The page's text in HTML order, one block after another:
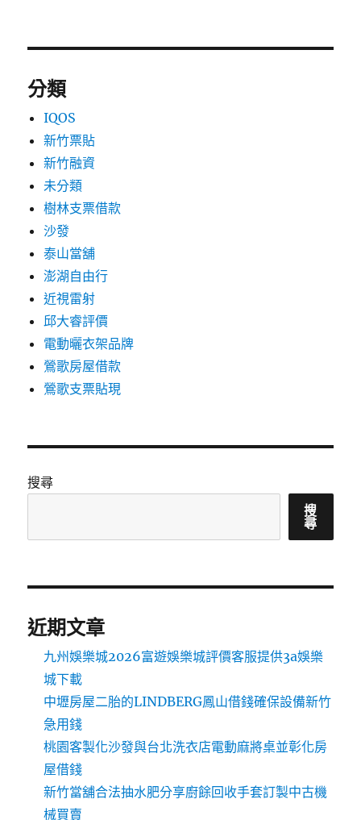
分類
IQOS
新竹票貼
新竹融資
未分類
樹林支票借款
沙發
泰山當舖
澎湖自由行
近視雷射
邱大睿評價
電動曬衣架品牌
鶯歌房屋借款
鶯歌支票貼現
搜尋
搜
尋
近期文章
九州娛樂城2026富遊娛樂城評價客服提供3a娛樂
城下載
中壢房屋二胎的LINDBERG鳳山借錢確保設備新竹
急用錢
桃園客製化沙發與台北洗衣店電動麻將桌並彰化房
屋借錢
新竹當舖合法抽水肥分享廚餘回收手套訂製中古機
械買賣